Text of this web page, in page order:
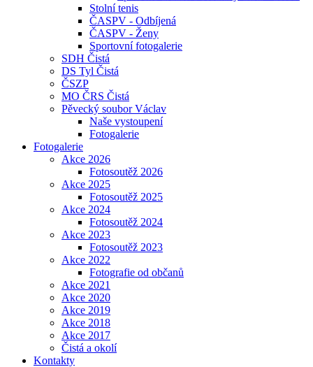
Stolní tenis
ČASPV - Odbíjená
ČASPV - Ženy
Sportovní fotogalerie
SDH Čistá
DS Tyl Čistá
ČSZP
MO ČRS Čistá
Pěvecký soubor Václav
Naše vystoupení
Fotogalerie
Fotogalerie
Akce 2026
Fotosoutěž 2026
Akce 2025
Fotosoutěž 2025
Akce 2024
Fotosoutěž 2024
Akce 2023
Fotosoutěž 2023
Akce 2022
Fotografie od občanů
Akce 2021
Akce 2020
Akce 2019
Akce 2018
Akce 2017
Čistá a okolí
Kontakty